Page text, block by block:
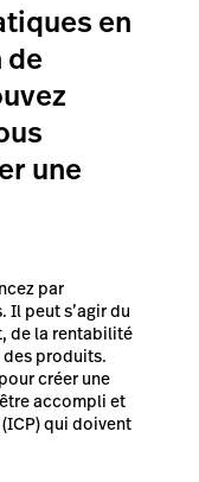
en
de
une
par
peut s’agir du
de la rentabilité
produits.
créer une
accompli et
qui doivent